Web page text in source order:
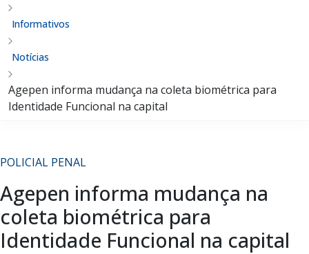
Informativos
Notícias
Agepen informa mudança na coleta biométrica para
Identidade Funcional na capital
POLICIAL PENAL
Agepen informa mudança na
coleta biométrica para
Identidade Funcional na capital